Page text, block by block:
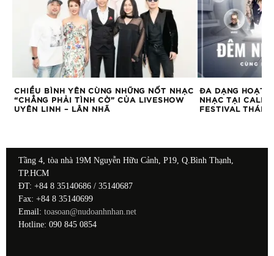
CHIỀU BÌNH YÊN CÙNG NHỮNG NỐT NHẠC
“CHẲNG PHẢI TÌNH CỜ” CỦA LIVESHOW
UYÊN LINH – LÂN NHÃ
ĐA DẠNG HOẠT
NHẠC TẠI
FESTIVAL
Tầng 4, tòa nhà 19M Nguyễn Hữu Cảnh, P19, Q.Bình Thạnh,
TP.HCM
ĐT: +84 8 35140686 / 35140687
Fax: +84 8 35140699
Email: toasoan@nudoanhnhan.net
Hotline: 090 845 0854